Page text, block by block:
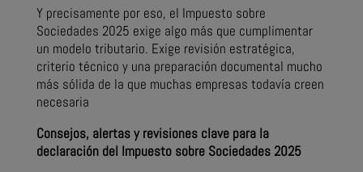
Y precisamente por eso, el Impuesto sobre
Sociedades 2025 exige algo más que cumplimentar
un modelo tributario. Exige revisión estratégica,
criterio técnico y una preparación documental mucho
más sólida de la que muchas empresas todavía creen
necesaria
Consejos, alertas y revisiones clave para la
declaración del Impuesto sobre Sociedades 2025